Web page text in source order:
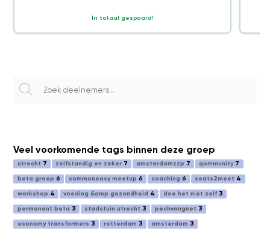
In totaal gespaard!
Veel voorkomende tags binnen deze groep
utrecht 7 zelfstandig en zeker 7 amsterdamzzp 7 qommunity 7
beta groep 6 commoneasy meetup 6 coaching 6 seats2meet 4
workshop 4 voeding &amp gezondheid 4 doe het niet zelf 3
permanent beta 3 stadstuin utrecht 3 pechvangnet 3
economy transformers 3 rotterdam 3 amsterdam 3